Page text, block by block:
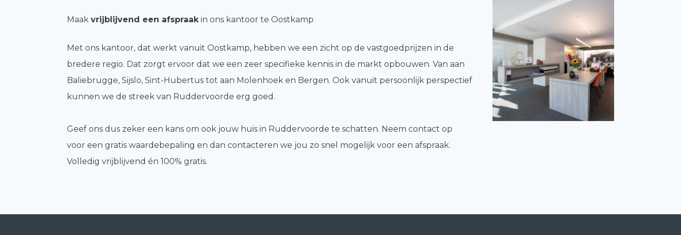
Maak vrijblijvend een afspraakin ons kantoor te Oostkamp
Met ons kantoor, dat werkt vanuit Oostkamp, hebben we een zicht op de vastgoedprijzen in de
bredere regio. Dat zorgt ervoor dat we een zeer specifieke kennis in de markt opbouwen. Van aan
Baliebrugge, Sijslo, Sint-Hubertus tot aan Molenhoek en Bergen. Ook vanuit persoonlijk perspectief
kunnen we de streek van Ruddervoorde erg goed.
Geef ons dus zeker een kans om ook jouw huis in Ruddervoorde te schatten. Neem contact op
voor een gratis waardebepaling en dan contacteren we jou zo snel mogelijk voor een afspraak.
Volledig vrijblijvend én 100% gratis.